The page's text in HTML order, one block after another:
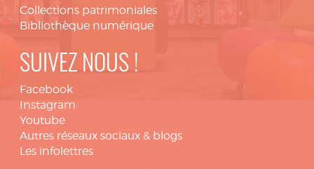
Collections patrimoniales
Bibliothèque numérique
SUIVEZ NOUS !
Facebook
Instagram
Youtube
Autres réseaux sociaux & blogs
Les infolettres